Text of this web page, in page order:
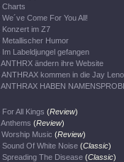
Charts
We´ve Come For You All!
Konzert im Z7
Metallischer Humor
Im Labeldjungel gefangen
ANTHRX ändern ihre Website
ANTHRAX kommen in die Jay
ANTHRAX HABEN
For All Kings (Review)
Anthems (Review)
Worship Music (Review)
Sound Of White Noise (Classic)
Spreading The Disease (Classic)